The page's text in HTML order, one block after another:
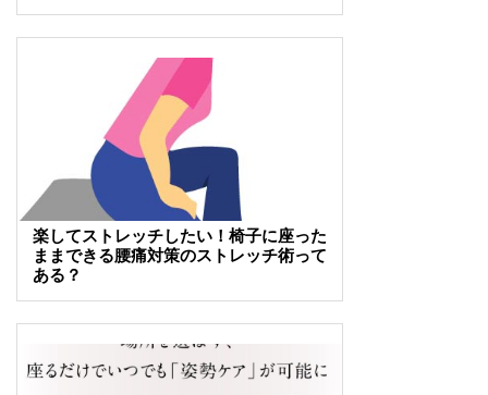
楽してストレッチしたい！椅子に座った
ままできる腰痛対策のストレッチ術って
ある？